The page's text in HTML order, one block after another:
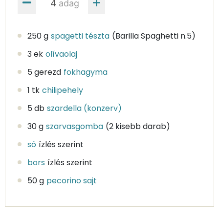
adag
250 g spagetti tészta (Barilla Spaghetti n.5)
3 ek olívaolaj
5 gerezd fokhagyma
1 tk chilipehely
5 db szardella (konzerv)
30 g szarvasgomba (2 kisebb darab)
só ízlés szerint
bors ízlés szerint
50 g pecorino sajt